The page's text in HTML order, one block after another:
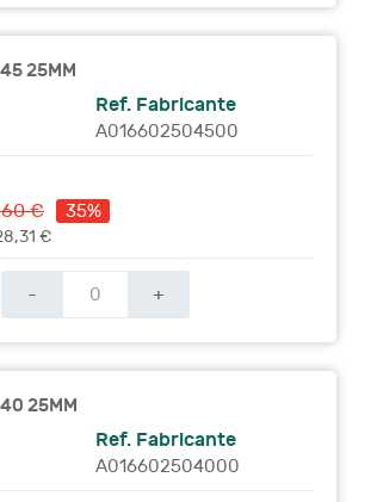
25MM
Ref. Fabricante
A016602504500
€
35%
€
- +
25MM
Ref. Fabricante
A016602504000